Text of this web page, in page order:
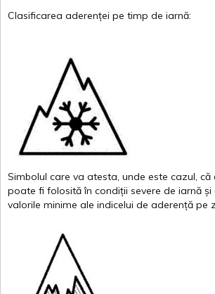
Clasificarea aderenței pe timp de iarnă:
Simbolul care va atesta, unde este cazul, că
poate fi folosită în condiții severe de iarnă și
valorile minime ale indicelui de aderență pe